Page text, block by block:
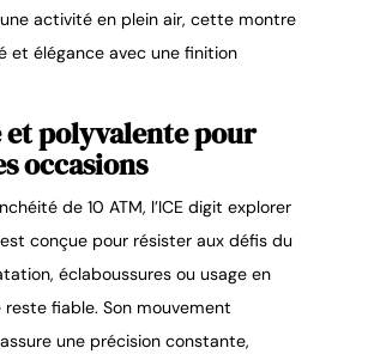
activité en plein air, cette montre
et élégance avec une finition
et polyvalente pour
occasions
de 10 ATM, l’ICE digit explorer
conçue pour résister aux défis du
éclaboussures ou usage en
reste fiable. Son mouvement
une précision constante,